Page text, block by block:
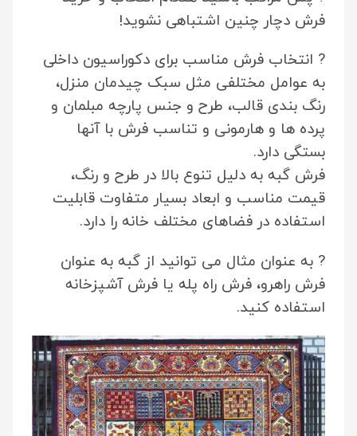
فرش دچار چنین اشتباهی نشوید!
? انتخاب فرش مناسب برای دکوراسیون داخلی
به عوامل مختلفی مثل سبک چیدمان منزل،
رنگ بندی قالب، طرح و جنس پارچه مبلمان و
پرده ها و هارمونی و تناسب فرش با آنها
بستگی دارد.
فرش گبه به دلیل تنوع بالا در طرح و رنگ،
قیمت مناسب و ابعاد بسیار متفاوت قابلیت
استفاده در فضاهای مختلف خانه را دارد.
? به عنوان مثال می توانید از گبه به عنوان
فرش راهرو، فرش راه پله یا فرش آشپزخانه
استفاده کنید.